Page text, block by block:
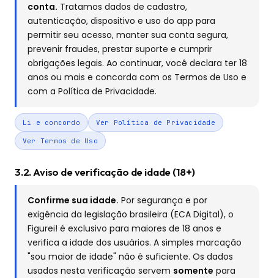
conta. Tratamos dados de cadastro,
autenticação, dispositivo e uso do app para
permitir seu acesso, manter sua conta segura,
prevenir fraudes, prestar suporte e cumprir
obrigações legais. Ao continuar, você declara ter 18
anos ou mais e concorda com os Termos de Uso e
com a Política de Privacidade.
Li e concordo Ver Política de Privacidade
Ver Termos de Uso
3.2. Aviso de verificação de idade (18+)
Confirme sua idade. Por segurança e por
exigência da legislação brasileira (ECA Digital), o
Figurei! é exclusivo para maiores de 18 anos e
verifica a idade dos usuários. A simples marcação
"sou maior de idade" não é suficiente. Os dados
usados nesta verificação servem somente para